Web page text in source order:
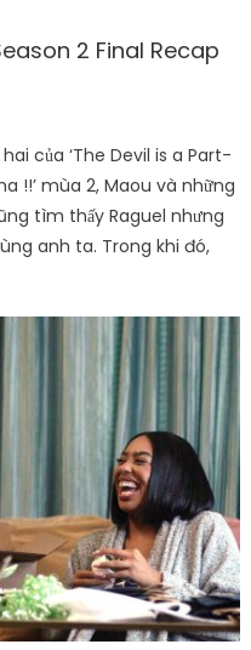
2 Final Recap
của ‘The Devil is a Part-
!!’ mùa 2, Maou và những
tìm thấy Raguel nhưng
anh ta. Trong khi đó,